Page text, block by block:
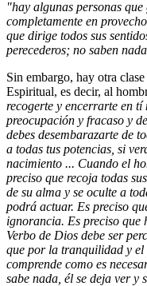
"hay algunas personas
completamente en
que dirige todos sus
perecederos; no saben
Sin embargo, hay otra
Espiritual, es decir, al
recogerte y encerrarte en
preocupación y fracaso y
debes desembarazarte de
a todas tus potencias, si
nacimiento ... Cuando el
preciso que recoja todas
de su alma y se oculte a
podrá actuar. Es preciso
ignorancia. Es preciso
Verbo de Dios debe ser
que por la tranquilidad y el
comprende como es
sabe nada, él se deja ver y